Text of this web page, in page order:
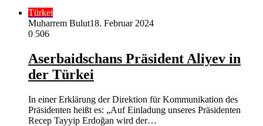
Türkei
Muharrem Bulut18. Februar 2024
0 506
Aserbaidschans Präsident Aliyev in
der Türkei
In einer Erklärung der Direktion für Kommunikation des
Präsidenten heißt es: „Auf Einladung unseres Präsidenten
Recep Tayyip Erdoğan wird der…